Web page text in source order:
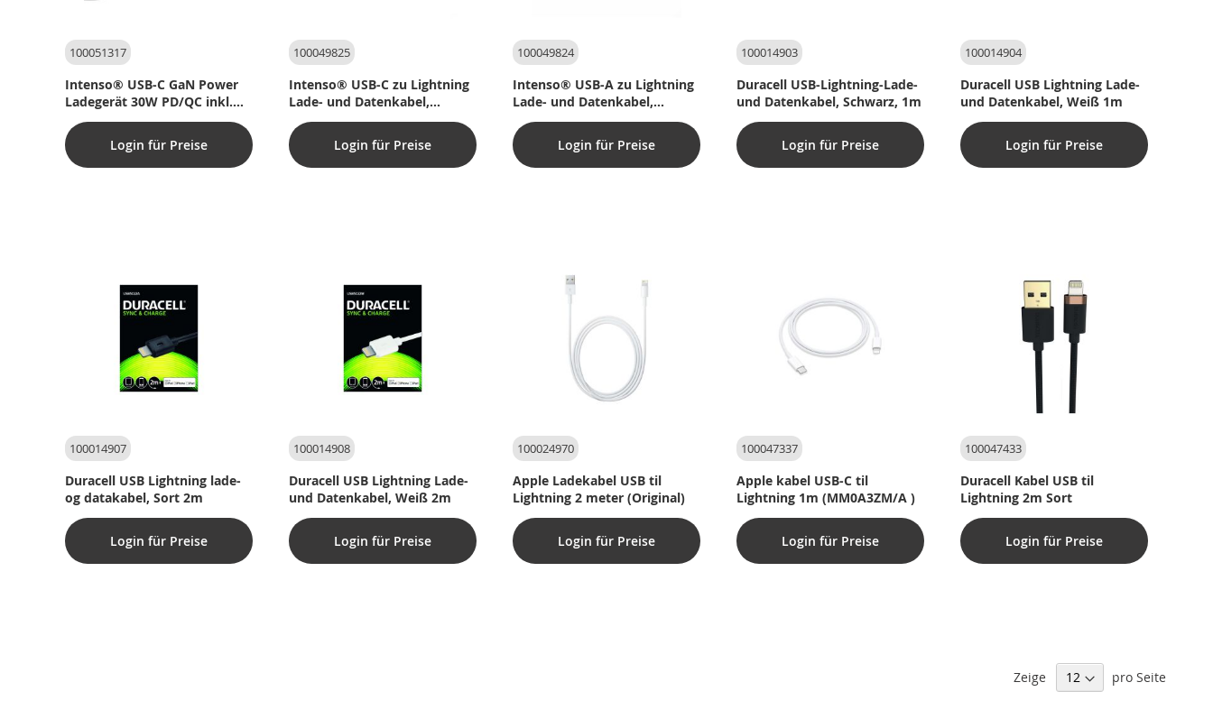
100051317
Intenso® USB-C GaN Power
Ladegerät 30W PD/QC inkl.
USB-C auf Lightning Kabel
Login für Preise
100049825
Intenso® USB-C zu Lightning
Lade- und Datenkabel,
27W/PD/MFI – 1,5 m
Login für Preise
100049824
Intenso® USB-A zu Lightning
Lade- und Datenkabel,
27W/MFI – 1,5 m
Login für Preise
100014903
Duracell USB-Lightning-Lade-
und Datenkabel, Schwarz, 1m
Login für Preise
100014904
Duracell USB Lightning Lade-
und Datenkabel, Weiß 1m
Login für Preise
100014907
Duracell USB Lightning lade-
og datakabel, Sort 2m
Login für Preise
100014908
Duracell USB Lightning Lade-
und Datenkabel, Weiß 2m
Login für Preise
100024970
Apple Ladekabel USB til
Lightning 2 meter (Original)
Login für Preise
100047337
Apple kabel USB-C til
Lightning 1m (MM0A3ZM/A )
Login für Preise
100047433
Duracell Kabel USB til
Lightning 2m Sort
Login für Preise
Zeige pro Seite